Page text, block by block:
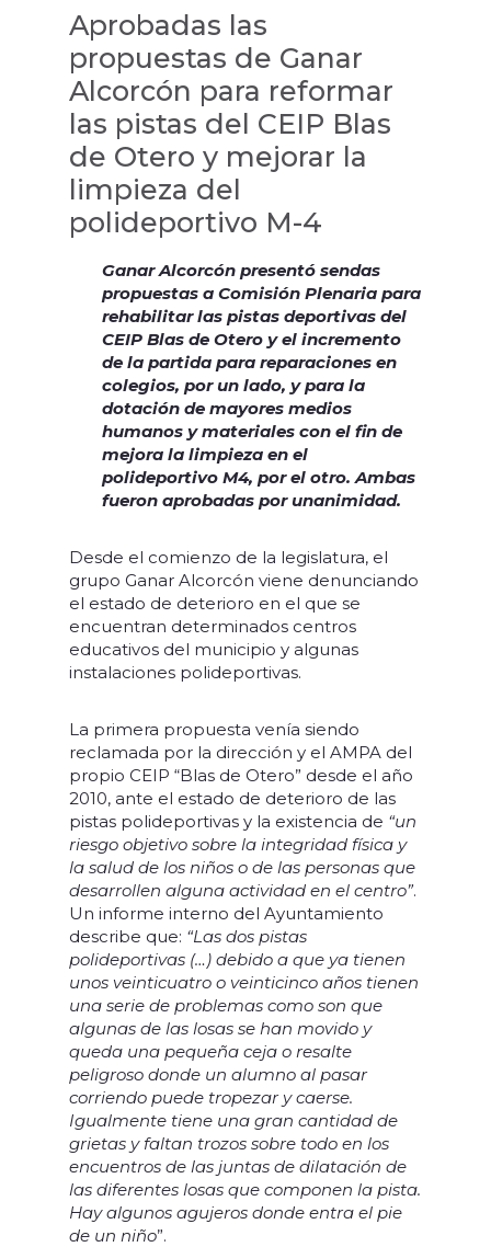
Aprobadas las
propuestas de Ganar
Alcorcón para reformar
las pistas del CEIP Blas
de Otero y mejorar la
limpieza del
polideportivo M-4
Ganar Alcorcón presentó sendas
propuestas a Comisión Plenaria para
rehabilitar las pistas deportivas del
CEIP Blas de Otero y el incremento
de la partida para reparaciones en
colegios, por un lado, y para la
dotación de mayores medios
humanos y materiales con el fin de
mejora la limpieza en el
polideportivo M4, por el otro. Ambas
fueron aprobadas por unanimidad.
Desde el comienzo de la legislatura, el
grupo Ganar Alcorcón viene denunciando
el estado de deterioro en el que se
encuentran determinados centros
educativos del municipio y algunas
instalaciones polideportivas.
La primera propuesta venía siendo
reclamada por la dirección y el AMPA del
propio CEIP “Blas de Otero” desde el año
2010, ante el estado de deterioro de las
pistas polideportivas y la existencia de “un
riesgo objetivo sobre la integridad física y
la salud de los niños o de las personas que
desarrollen alguna actividad en el centro”.
Un informe interno del Ayuntamiento
describe que: “Las dos pistas
polideportivas (…) debido a que ya tienen
unos veinticuatro o veinticinco años tienen
una serie de problemas como son que
algunas de las losas se han movido y
queda una pequeña ceja o resalte
peligroso donde un alumno al pasar
corriendo puede tropezar y caerse.
Igualmente tiene una gran cantidad de
grietas y faltan trozos sobre todo en los
encuentros de las juntas de dilatación de
las diferentes losas que componen la pista.
Hay algunos agujeros donde entra el pie
de un niño”.